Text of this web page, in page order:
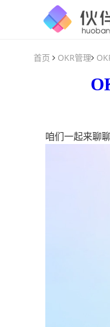
首页 OKR管理
咱们一起来聊